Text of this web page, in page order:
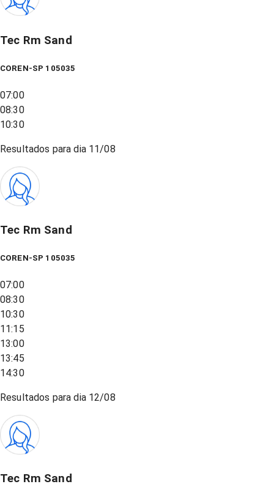
Tec Rm Sand
COREN-SP 105035
07:00
08:30
10:30
Resultados para dia 11/08
Tec Rm Sand
COREN-SP 105035
07:00
08:30
10:30
11:15
13:00
13:45
14:30
Resultados para dia 12/08
Tec Rm Sand